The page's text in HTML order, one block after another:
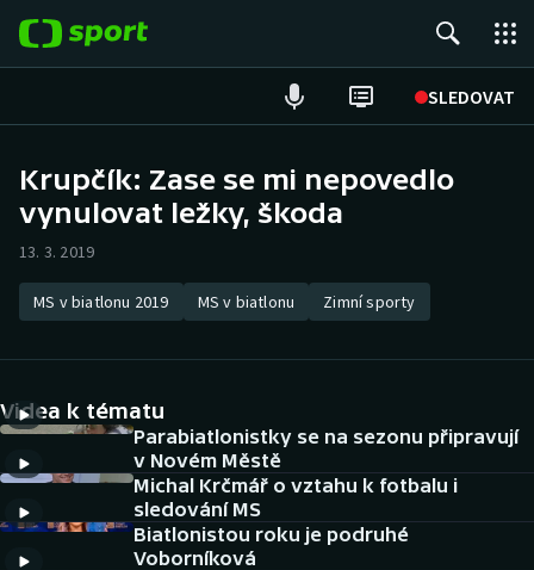
SLEDOVAT
Hokej
Atletika
DALŠÍ SPORTY
Americký fotbal
Baseball a softbal
NEPŘEHLÉDNĚTE
Krupčík: Zase se mi nepovedlo
vynulovat ležky, škoda
13. 3. 2019
MS v biatlonu 2019 MS v biatlonu Zimní sporty
Videa k tématu
Parabiatlonistky se na sezonu připravují
v Novém Městě
Michal Krčmář o vztahu k fotbalu i
sledování MS
Biatlonistou roku je podruhé
Voborníková